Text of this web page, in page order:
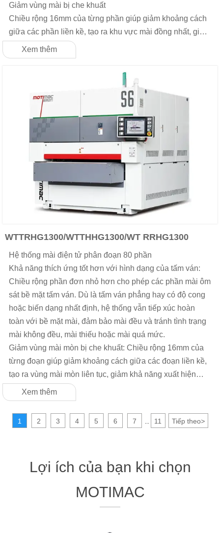
Giảm vùng mài bị che khuất
Chiều rộng 16mm của từng phần giúp giảm khoảng cách
giữa các phần liền kề, tạo ra khu vực mài đồng nhất, giảm
khả năng xuất hiện vùng mài không đều trong quá trình
mài, và thực hiện quá trình mài toàn diện và hoàn chỉnh
Xem thêm
WTTRHG1300/WTTHHG1300/WT RRHG1300
Hệ thống mài điện tử phân đoạn 80 phần
Khả năng thích ứng tốt hơn với hình dạng của tấm ván:
Chiều rộng phần đơn nhỏ hơn cho phép các phần mài ôm
sát bề mặt tấm ván. Dù là tấm ván phẳng hay có độ cong
hoặc biến dạng nhất định, hệ thống vẫn tiếp xúc hoàn
toàn với bề mặt mài, đảm bảo mài đều và tránh tình trạng
mài không đều, mài thiếu hoặc mài quá mức.
Giảm vùng mài mòn bị che khuất: Chiều rộng 16mm của
từng đoạn giúp giảm khoảng cách giữa các đoạn liền kề,
tạo ra vùng mài mòn liên tục, giảm khả năng xuất hiện
vùng bị che khuất trong quá trình mài, và thực hiện quá
trình mài mòn toàn diện và hoàn chỉnh trên bề mặt tấm.
Xem thêm
1 2 3 4 5 6 7 11 Tiếp theo>
Lợi ích của bạn khi chọn
MOTIMAC